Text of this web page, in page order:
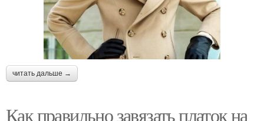
читать дальше →
Как правильно завязать платок на